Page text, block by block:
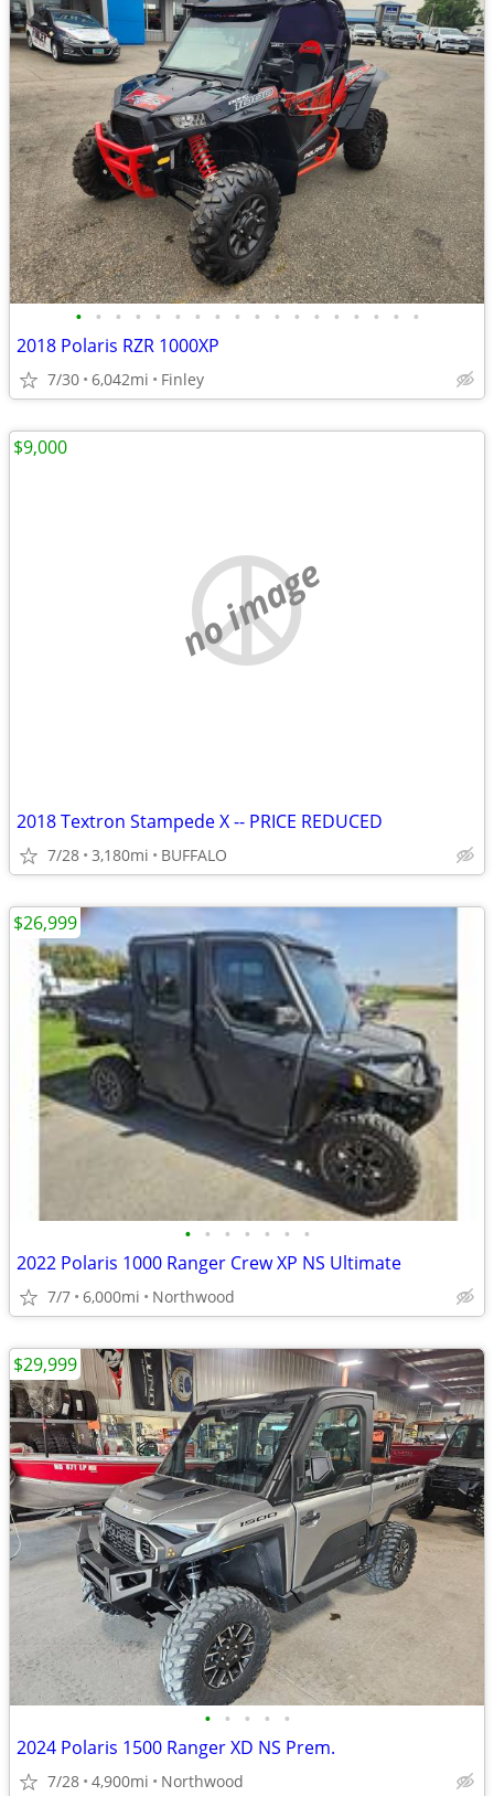
• • • • • • • • • • • • • • • • • •
2018 Polaris RZR 1000XP
7/30 6,042mi Finley
no image
2018 Textron Stampede X -- PRICE REDUCED
7/28 3,180mi BUFFALO
$9,000
• • • • • • •
2022 Polaris 1000 Ranger Crew XP NS Ultimate
7/7 6,000mi Northwood
$26,999
• • • • •
2024 Polaris 1500 Ranger XD NS Prem.
7/28 4,900mi Northwood
$29,999